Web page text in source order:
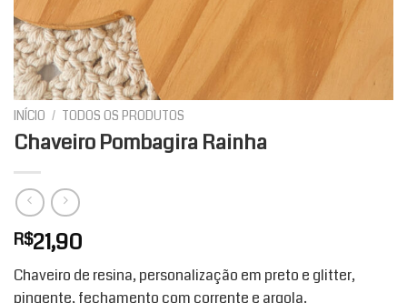
INÍCIO / TODOS OS PRODUTOS
Chaveiro Pombagira Rainha
R$21,90
Chaveiro de resina, personalização em preto e glitter,
pingente, fechamento com corrente e argola.